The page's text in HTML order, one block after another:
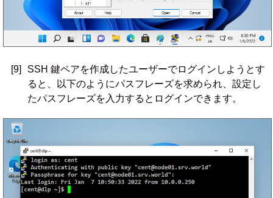
[9]
SSH 鍵ペアを作成したユーザーでログインしようとす
ると、以下のようにパスフレーズを求められ、設定し
たパスフレーズを入力するとログインできます。